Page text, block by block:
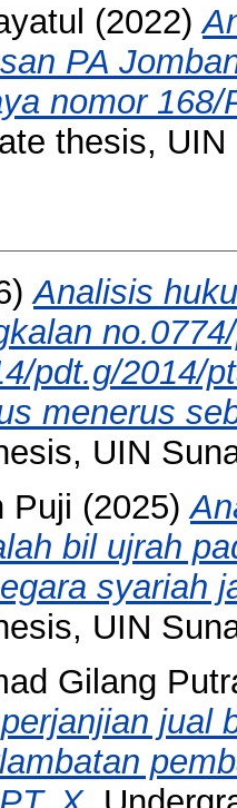
(2022)
PA
nomor
thesis,
Analisis
pdt.g/2014/
menerus
UIN
Puji (2025)
bil ujrah
syariah
UIN
Gilang
jual